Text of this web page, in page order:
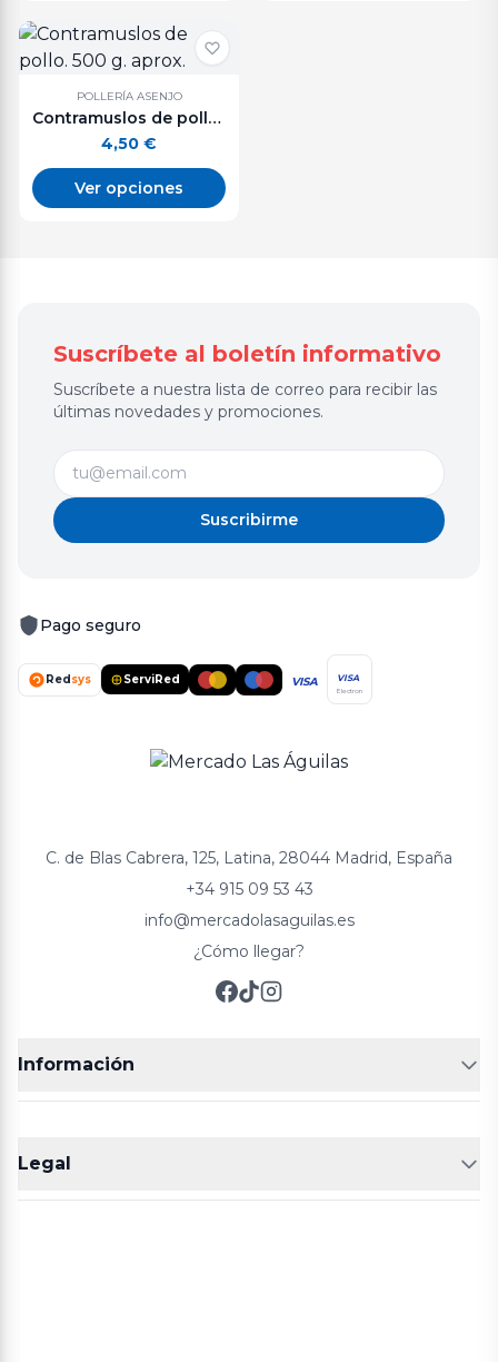
POLLERÍA ASENJO
Contramuslos de pollo. 500 g. aprox.
4,50 €
Ver opciones
Suscríbete al boletín informativo
Suscríbete a nuestra lista de correo para recibir las
últimas novedades y promociones.
Suscribirme
Pago seguro
Redsys ServiRed VISA VISA
Electron
C. de Blas Cabrera, 125, Latina, 28044 Madrid, España
+34 915 09 53 43
info@mercadolasaguilas.es
¿Cómo llegar?
Información
FRUTERÍAS
POLLERÍA
CHARCUTERIA
Legal
Aviso legal